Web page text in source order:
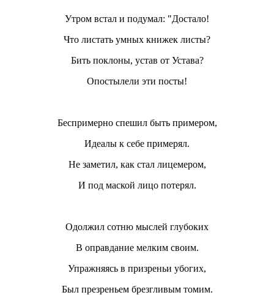
Утром встал и подумал: "Достало!
Что листать умных книжек листы?
Бить поклоны, устав от Устава?
Опостылели эти посты!
Беспримерно спешил быть примером,
Идеалы к себе примерял.
Не заметил, как стал лицемером,
И под маской лицо потерял.
Одолжил сотню мыслей глубоких
В оправдание мелким своим.
Упражняясь в призреньи убогих,
Был презреньем брезгливым томим.